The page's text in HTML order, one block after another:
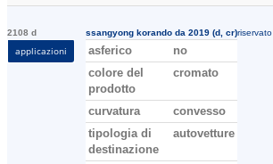
2108 d
applicazioni
ssangyong korando da 2019 (d, cr)
asferico
no
colore del
prodotto
cromato
curvatura
convesso
tipologia di
destinazione
autovetture
riservato